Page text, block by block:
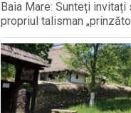
Baia Mare: Sunteți invitați
propriul talisman